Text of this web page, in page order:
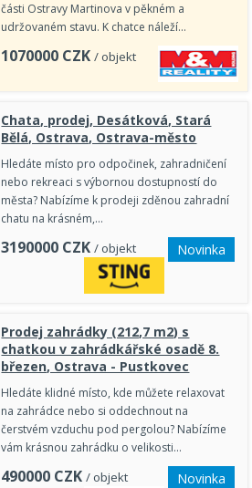
části Ostravy Martinova v pěkném a
udržovaném stavu. K chatce náleží…
1070000 CZK / objekt
Chata, prodej, Desátková, Stará
Bělá, Ostrava, Ostrava-město
Hledáte místo pro odpočinek, zahradničení
nebo rekreaci s výbornou dostupností do
města? Nabízíme k prodeji zděnou zahradní
chatu na krásném,…
3190000 CZK / objekt Novinka
Prodej zahrádky (212,7 m2) s
chatkou v zahrádkářské osadě 8.
březen, Ostrava - Pustkovec
Hledáte klidné místo, kde můžete relaxovat
na zahrádce nebo si oddechnout na
čerstvém vzduchu pod pergolou? Nabízíme
vám krásnou zahrádku o velikosti…
490000 CZK / objekt Novinka